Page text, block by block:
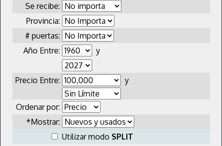
Se recibe:
Provincia:
# puertas:
Año Entre:
y
Precio Entre: y
Ordenar por:
*Mostrar:
Utilizar modo SPLIT